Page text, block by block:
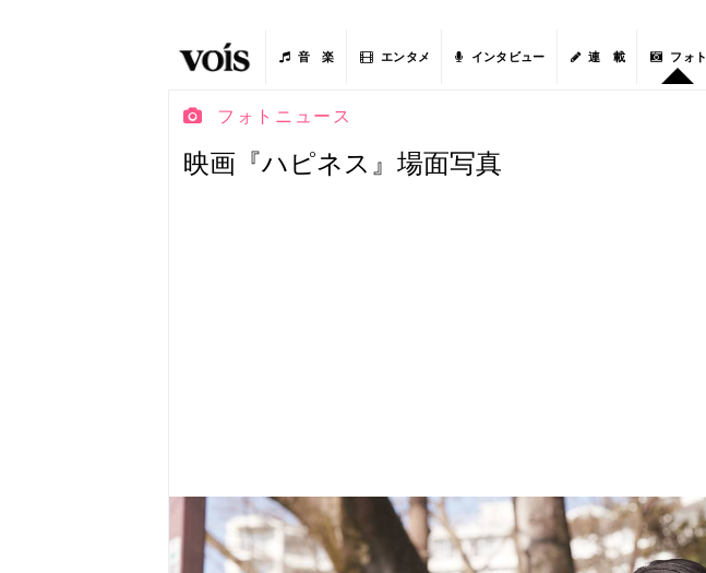
音 楽 エンタメ インタビュー 連 載 フォト
フォトニュース
映画『ハピネス』場面写真